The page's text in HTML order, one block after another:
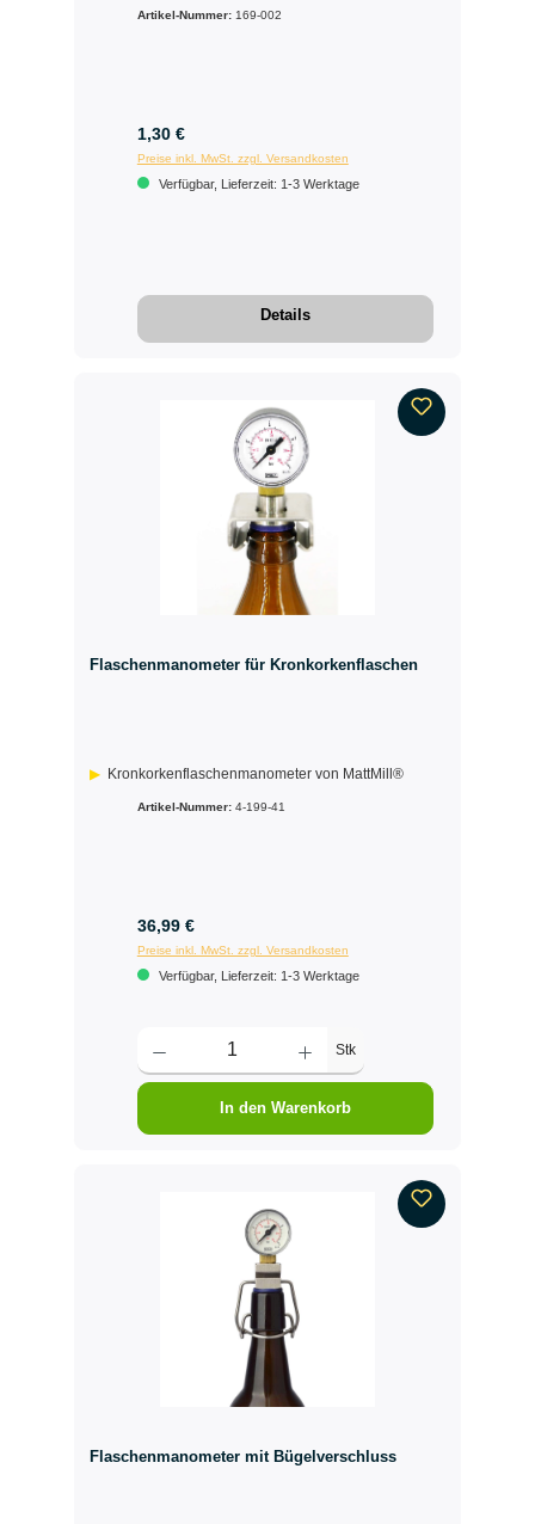
Artikel-Nummer: 169-002
1,30 €
Preise inkl. MwSt. zzgl. Versandkosten
Verfügbar, Lieferzeit: 1-3 Werktage
Details
Flaschenmanometer für Kronkorkenflaschen
Kronkorkenflaschenmanometer von MattMill®
Artikel-Nummer: 4-199-41
36,99 €
Preise inkl. MwSt. zzgl. Versandkosten
Verfügbar, Lieferzeit: 1-3 Werktage
Stk
In den Warenkorb
Flaschenmanometer mit Bügelverschluss